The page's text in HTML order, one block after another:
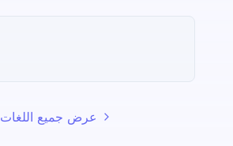
عرض جميع اللغات